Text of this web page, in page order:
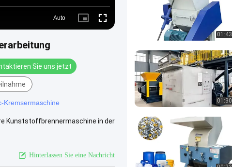
Auto
Picture- Fullscreen
Sie uns jetzt
Kremsermaschine
Kunststoffbrennermaschine in der
Hinterlassen Sie eine Nachricht
01:43
01:30